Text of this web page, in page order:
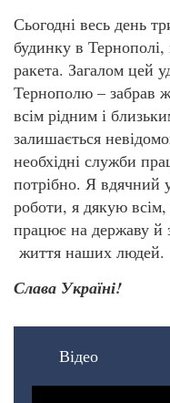
Сьогодні весь день
будинку в Тернополі,
ракета. Загалом цей
Тернополю – забрав
всім рідним і
залишається
необхідні служби
потрібно. Я вдячний
роботи, я дякую
працює на державу й
життя наших людей.
Слава Україні!
Відео